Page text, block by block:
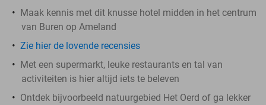
Maak kennis met dit knusse hotel midden in het centrum
van Buren op Ameland
Zie hier de lovende recensies
Met een supermarkt, leuke restaurants en tal van
activiteiten is hier altijd iets te beleven
Ontdek bijvoorbeeld natuurgebied Het Oerd of ga lekker